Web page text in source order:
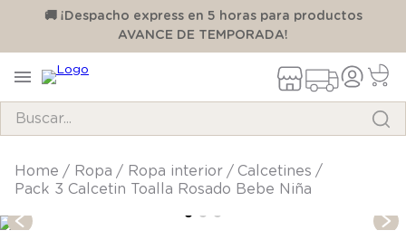
🚚 ¡Despacho express en 5 horas para productos
AVANCE DE TEMPORADA!
ropa ropa interior
calcetines
Pack 3 Calcetin Toalla Rosado Bebe Niña
TÉRMINOS MÁS BUSCADOS